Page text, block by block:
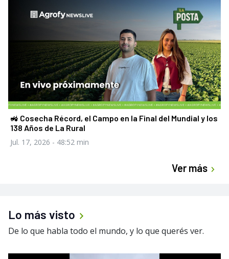
🚜 Cosecha Récord, el Campo en la Final del Mundial y los
138 Años de La Rural
Jul. 17, 2026 - 48:52 min
Ver más
Lo más visto
De lo que habla todo el mundo, y lo que querés ver.